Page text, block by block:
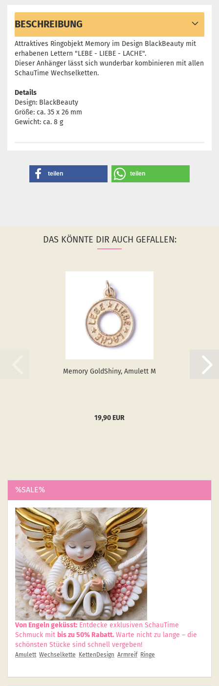
BESCHREIBUNG
Attraktives Ringobjekt Memory im Design BlackBeauty mit
erhabenen Lettern "LEBE - LIEBE - LACHE".
Dieser Anhänger lässt sich wunderbar kombinieren mit allen
SchauTime Wechselketten.
Details
Design: BlackBeauty
Größe: ca. 35 x 26 mm
Gewicht: ca. 8 g
teilen teilen
DAS KÖNNTE DIR AUCH GEFALLEN:
Me­mo­ry GoldS­hiny, Amu­lett M
19,90 EUR
%SALE%
Von Engeln geküsst: Entdecke exklusiven SchauTime
Schmuck mit bis zu 50% Rabatt. Warte nicht zu lange – die
schönsten Stücke sind schnell vergeben!
Amulett Wechselkette KettenDesign Armreif Ringe